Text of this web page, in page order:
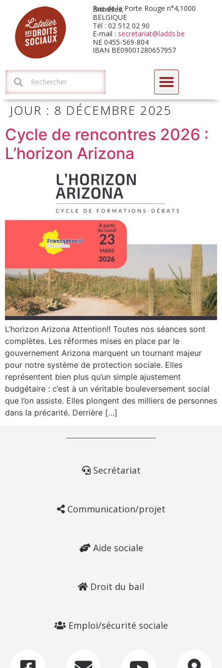
Rue de la Porte Rouge n°4,1000 Bruxelles,
BELGIQUE
Tél : 02 512 02 90
E-mail : secretariat@ladds.be
NE 0455-569-804
IBAN BE09001280657957
JOUR : 8 DÉCEMBRE 2025
Cycle de rencontres 2026 :
L’horizon Arizona
L’horizon Arizona Attention!! Toutes nos séances sont
complètes. Les réformes mises en place par le
gouvernement Arizona marquent un tournant majeur
pour notre système de protection sociale. Elles
représentent bien plus qu’un simple ajustement
budgétaire : c’est à un véritable bouleversement social
que l’on assiste. Elles plongent des milliers de personnes
dans la précarité. Derrière […]
Secrétariat
Communication/projet
Aide sociale
Droit du bail
Emploi/sécurité sociale